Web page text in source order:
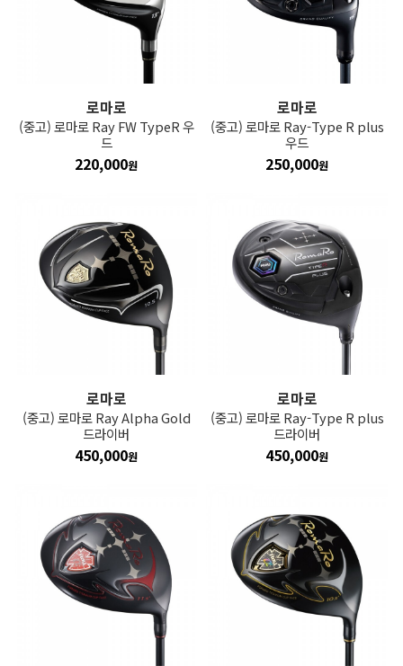
로마로
(중고) 로마로 Ray FW TypeR 우
드
220,000원
로마로
(중고) 로마로 Ray-Type R plus
우드
250,000원
로마로
(중고) 로마로 Ray Alpha Gold
드라이버
450,000원
로마로
(중고) 로마로 Ray-Type R plus
드라이버
450,000원